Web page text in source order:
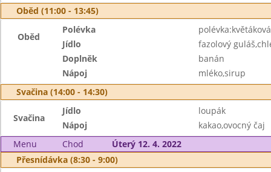
Oběd (11:00 - 13:45)
Oběd
Polévka
Jídlo
fazolový
Doplněk
banán
Nápoj
mléko,sirup
Svačina (14:00 - 14:30)
Svačina
Jídlo
loupák
Nápoj
kakao,ovocný čaj
Menu
Chod
Úterý 12. 4. 2022
Přesnídávka (8:30 - 9:00)